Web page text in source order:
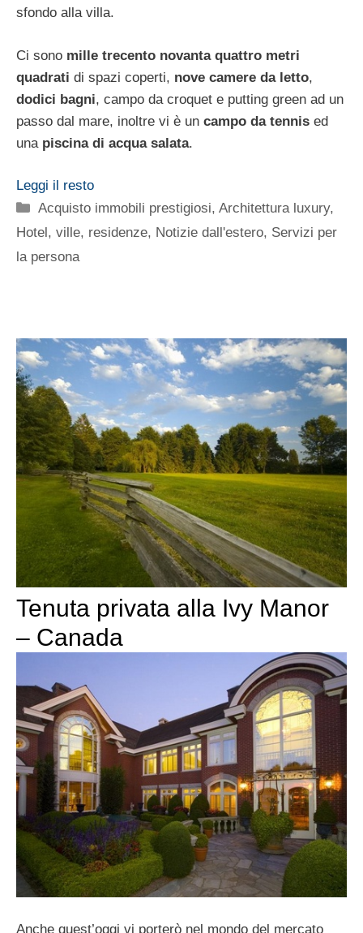
sfondo alla villa.
Ci sono mille trecento novanta quattro metri
quadrati di spazi coperti, nove camere da letto,
dodici bagni, campo da croquet e putting green ad un
passo dal mare, inoltre vi è un campo da tennis ed
una piscina di acqua salata.
Leggi il resto
Categorie
Acquisto immobili prestigiosi,Architettura luxury,
Hotel, ville, residenze, Notizie dall'estero, Servizi per
la persona
Tenuta privata alla Ivy Manor
– Canada
Anche quest’oggi vi porterò nel mondo del mercato